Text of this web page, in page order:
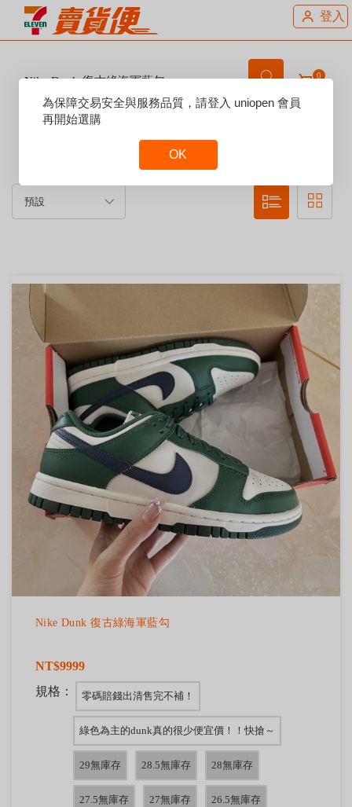
登入
Nike Dunk 復古綠海軍藍勾 0
賣場說明：
Nike Dunk 復古綠海軍藍勾
NT$9999
規格：
零碼賠錢出清售完不補！
綠色為主的dunk真的很少便宜價！！快搶～
29無庫存 28.5無庫存 28無庫存
27.5無庫存 27無庫存 26.5無庫存
Reset
Focus
為保障交易安全與服務品質，請登入 uniopen 會員
再開始選購
OK
Focus